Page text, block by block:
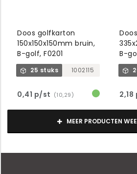
Doos golfkarton
150x150x150mm bruin,
B-golf, F0201
25 stuks 1002115
0,41 p/st (10,29)
B-
MEER PRODUCTEN